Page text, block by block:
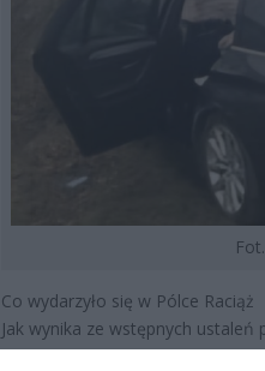
Co wydarzyło się w Pólce Raciąż
Jak wynika ze wstępnych
powiatu płońskiego, jadący od